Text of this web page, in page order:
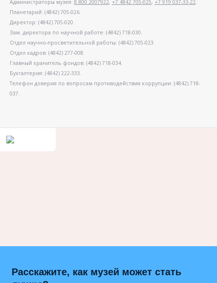
Администраторы музея: 8 800 2007922, +7 4842 705-025, +7 919 037-33-22.
Планетарий: (4842) 705-026.
Директор: (4842) 705-020.
Зам. директора по научной работе: (4842) 718-030.
Отдел научно-просветительной работы: (4842) 705-023.
Отдел кадров: (4842) 277-008.
Главный хранитель фондов: (4842) 718-034.
Бухгалтерия: (4842) 222-333.
Телефон доверия по вопросам противодействия коррупции: (4842) 718-
037.
Расскажите, как музей может стать